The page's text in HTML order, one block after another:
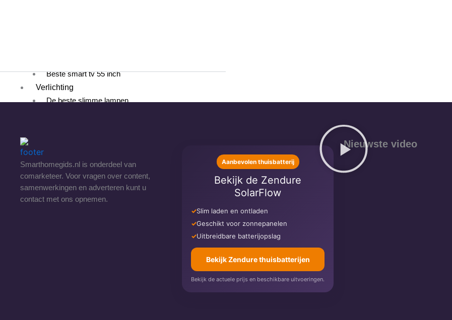
Beste smart tv 55 inch
Verlichting
De beste slimme lampen
Verwarming
Beste slimme radiatorknoppen
Beste slimme thermostaten
Smarthomegids.nl is onderdeel van
comarketeer. Voor vragen over content,
samenwerkingen en adverteren kunt u
contact met ons opnemen.
Aanbevolen thuisbatterij
Bekijk de Zendure
SolarFlow
✓Slim laden en ontladen
✓Geschikt voor zonnepanelen
✓Uitbreidbare batterijopslag
Bekijk Zendure thuisbatterijen
Bekijk de actuele prijs en beschikbare uitvoeringen.
Nieuwste video